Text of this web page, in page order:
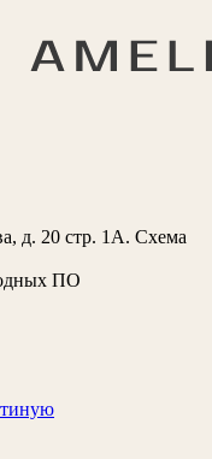
д. 20 стр. 1А. Схема
ПО